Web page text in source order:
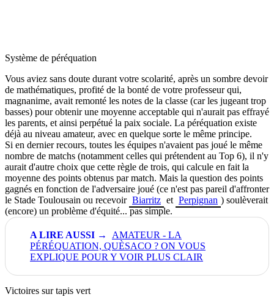
Système de péréquation
Vous aviez sans doute durant votre scolarité, après un sombre devoir
de mathématiques, profité de la bonté de votre professeur qui,
magnanime, avait remonté les notes de la classe (car les jugeant trop
basses) pour obtenir une moyenne acceptable qui n'aurait pas effrayé
les parents, et ainsi perpétué la paix sociale. La péréquation existe
déjà au niveau amateur, avec en quelque sorte le même principe.
Si en dernier recours, toutes les équipes n'avaient pas joué le même
nombre de matchs (notamment celles qui prétendent au Top 6), il n'y
aurait d'autre choix que cette règle de trois, qui calcule en fait la
moyenne des points obtenus par match. Mais la question des points
gagnés en fonction de l'adversaire joué (ce n'est pas pareil d'affronter
le Stade Toulousain ou recevoir Biarritz et Perpignan ) soulèverait
(encore) un problème d'équité... pas simple.
AMATEUR - LA
PÉRÉQUATION, QUÈSACO ? ON VOUS
EXPLIQUE POUR Y VOIR PLUS CLAIR
Victoires sur tapis vert